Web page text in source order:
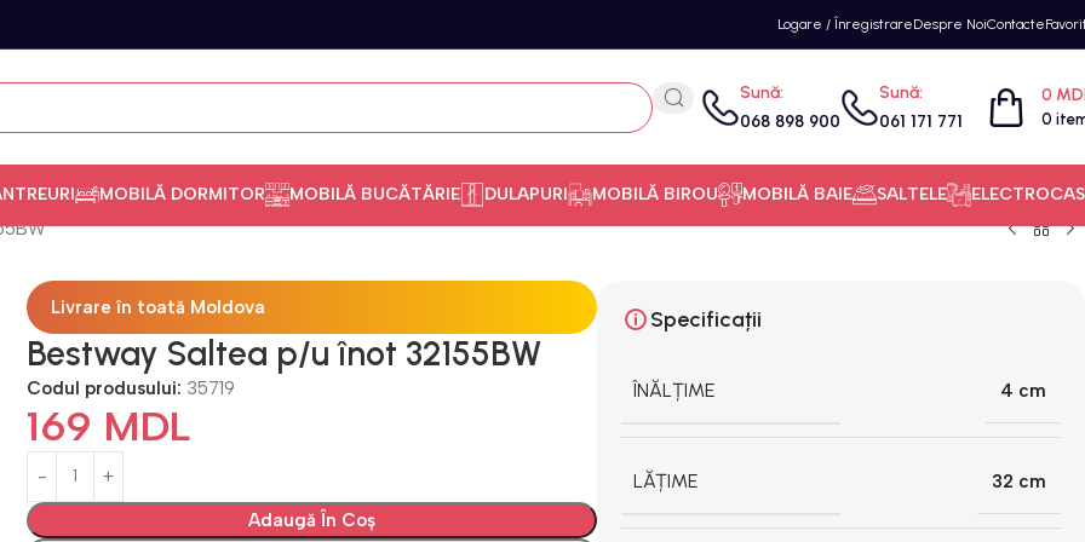
Logare / ÎnregistrareDespre NoiContacte
Sună:
068 898 900
Sună:
061 171 771 0
0
MOBILĂ DORMITOR MOBILĂ BUCĂTĂRIE DULAPURI MOBILĂ BIROU MOBILĂ BAIE SALTELE
Livrare în toată Moldova
Bestway Saltea p/u înot 32155BW
Codul produsului: 35719
169 MDL
Adaugă În Coș
Specificații
ÎNĂLȚIME 4 cm
LĂȚIME 32 cm